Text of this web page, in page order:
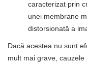
caracterizat prin
unei membrane
distorsionată a
Dacă acestea nu sunt
mult mai grave,